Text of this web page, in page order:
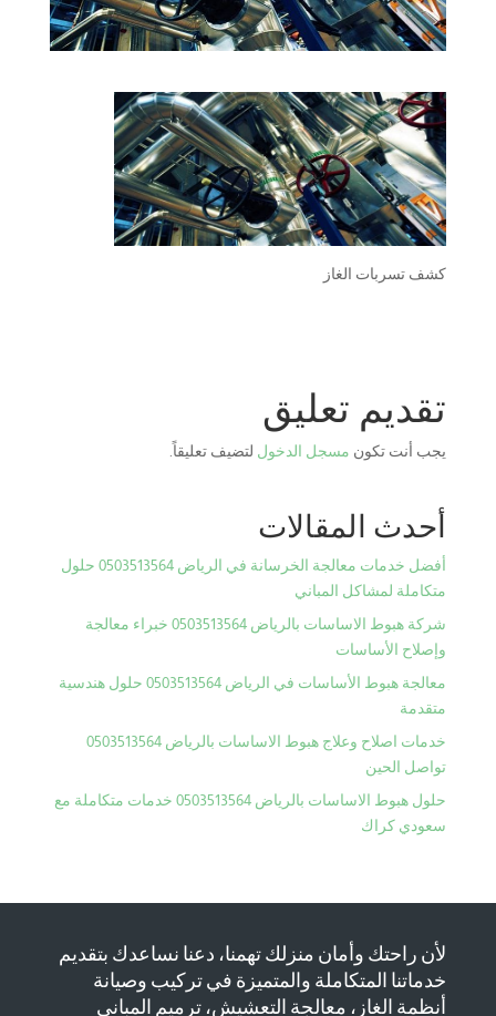
كشف تسربات الغاز
تقديم تعليق
يجب أنت تكون مسجل الدخول لتضيف تعليقاً.
أحدث المقالات
أفضل خدمات معالجة الخرسانة في الرياض 0503513564 حلول
متكاملة لمشاكل المباني
شركة هبوط الاساسات بالرياض 0503513564 خبراء معالجة
وإصلاح الأساسات
معالجة هبوط الأساسات في الرياض 0503513564 حلول هندسية
متقدمة
خدمات اصلاح وعلاج هبوط الاساسات بالرياض 0503513564
تواصل الحين
حلول هبوط الاساسات بالرياض 0503513564 خدمات متكاملة مع
سعودي كراك
لأن راحتك وأمان منزلك تهمنا، دعنا نساعدك بتقديم
خدماتنا المتكاملة والمتميزة في تركيب وصيانة
أنظمة الغاز، معالجة التعشيش، ترميم المباني